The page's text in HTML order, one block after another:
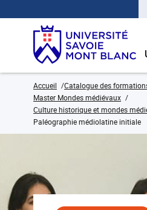
Accueil Catalogue des
Master Mondes médiévaux
Culture historique et mondes
Paléographie médiolatine initiale